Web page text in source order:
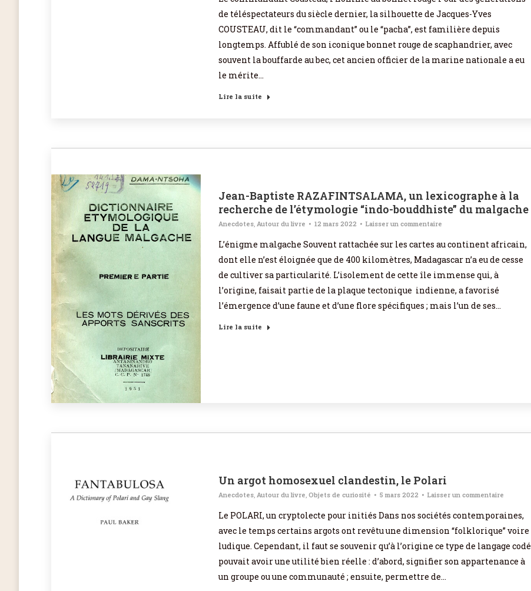
de téléspectateurs du siècle dernier, la silhouette de Jacques-Yves
COUSTEAU, dit le “commandant” ou le “pacha”, est familière depuis
longtemps. Affublé de son iconique bonnet rouge de scaphandrier, avec
souvent la bouffarde au bec, cet ancien officier de la marine nationale a eu
le mérite…
Lire la suite
Jean-Baptiste RAZAFINTSALAMA, un lexicographe à la
recherche de l’étymologie “indo-bouddhiste” du malgache
Anecdotes,Autour du livre 12 mars 2022 Laisser un commentaire
L’énigme malgache Souvent rattachée sur les cartes au continent africain,
dont elle n’est éloignée que de 400 kilomètres, Madagascar n’a eu de cesse
de cultiver sa particularité. L’isolement de cette île immense qui, à
l’origine, faisait partie de la plaque tectonique indienne, a favorisé
l’émergence d’une faune et d’une flore spécifiques ; mais l’un de ses…
Lire la suite
Un argot homosexuel clandestin, le Polari
Anecdotes,Autour du livre,Objets de curiosité 5 mars 2022 Laisser un commentaire
Le POLARI, un cryptolecte pour initiés Dans nos sociétés contemporaines,
avec le temps certains argots ont revêtu une dimension “folklorique” voire
ludique. Cependant, il faut se souvenir qu’à l’origine ce type de langage codé
pouvait avoir une utilité bien réelle : d’abord, signifier son appartenance à
un groupe ou une communauté ; ensuite, permettre de…